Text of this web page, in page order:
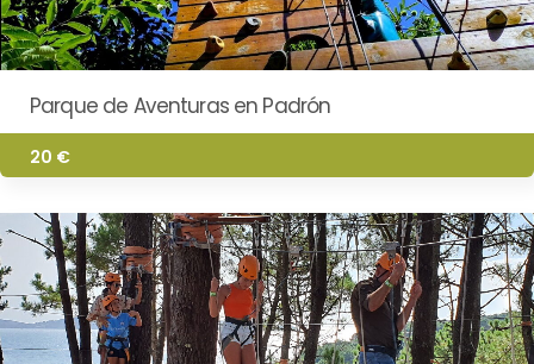
Parque de Aventuras en Padrón
20 €